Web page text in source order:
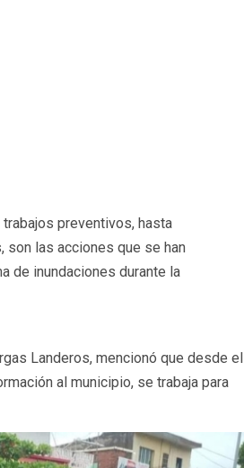
preventivos, hasta
las acciones que se han
de inundaciones durante la
Landeros, mencionó que desde el
al municipio, se trabaja para